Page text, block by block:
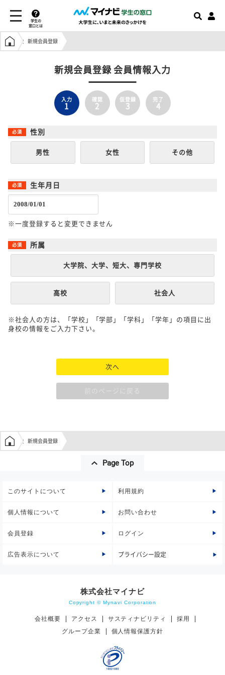
学生の
窓口とは
学生の窓口トップ
新規会員登録
新規会員登録 会員情報入力
入力
1
確認
2
仮登録
3
完了
4
性別
男性 女性 その他
生年月日
※一度登録すると変更できません
所属
大学院、大学、短大、専門学校
高校 社会人
※社会人の方は、「学校」「学部」「学科」「学年」の項目に出
身校の情報をご入力下さい。
次へ
前のページに戻る
学生の窓口トップ
新規会員登録
Page Top
このサイトについて 利用規約
個人情報について お問い合わせ
会員登録 ログイン
広告表示について プライバシー設定
株式会社マイナビ
Copyright © Mynavi Corporation
会社概要 アクセス サスティナビリティ
採用
グループ企業
個人情報保護方針